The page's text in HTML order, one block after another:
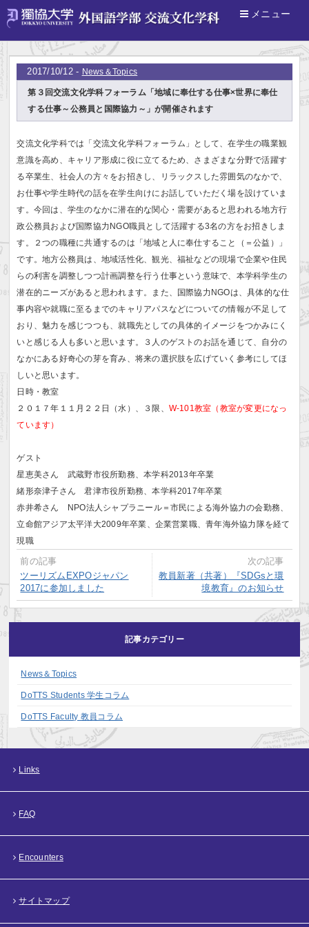
メニュー
2017/10/12 - News＆Topics
第３回交流文化学科フォーラム「地域に奉仕する仕事×世界に奉仕
する仕事～公務員と国際協力～」が開催されます
交流文化学科では「交流文化学科フォーラム」として、在学生の職業観
意識を高め、キャリア形成に役に立てるため、さまざまな分野で活躍す
る卒業生、社会人の方々をお招きし、リラックスした雰囲気のなかで、
お仕事や学生時代の話を在学生向けにお話していただく場を設けていま
す。今回は、学生のなかに潜在的な関心・需要があると思われる地方行
政公務員および国際協力NGO職員として活躍する3名の方をお招きしま
す。２つの職種に共通するのは「地域と人に奉仕すること（＝公益）」
です。地方公務員は、地域活性化、観光、福祉などの現場で企業や住民
らの利害を調整しつつ計画調整を行う仕事という意味で、本学科学生の
潜在的ニーズがあると思われます。また、国際協力NGOは、具体的な仕
事内容や就職に至るまでのキャリアパスなどについての情報が不足して
おり、魅力を感じつつも、就職先としての具体的イメージをつかみにく
いと感じる人も多いと思います。３人のゲストのお話を通じて、自分の
なかにある好奇心の芽を育み、将来の選択肢を広げていく参考にしてほ
しいと思います。
日時・教室
２０１７年１１月２２日（水）、３限、 W-101教室（教室が変更になっ
ています）
ゲスト
星恵美さん 武蔵野市役所勤務、本学科2013年卒業
緒形奈津子さん 君津市役所勤務、本学科2017年卒業
赤井希さん NPO法人シャプラニール＝市民による海外協力の会勤務、
立命館アジア太平洋大2009年卒業、企業営業職、青年海外協力隊を経て
現職
前の記事
ツーリズムEXPOジャパン
2017に参加しました
次の記事
教員新著（共著）『SDGsと環
境教育』のお知らせ
記事カテゴリー
News＆Topics
DoTTS Students 学生コラム
DoTTS Faculty 教員コラム
Links
FAQ
Encounters
サイトマップ